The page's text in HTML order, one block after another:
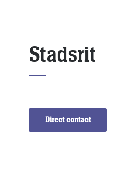
Stadsrit
Direct contact